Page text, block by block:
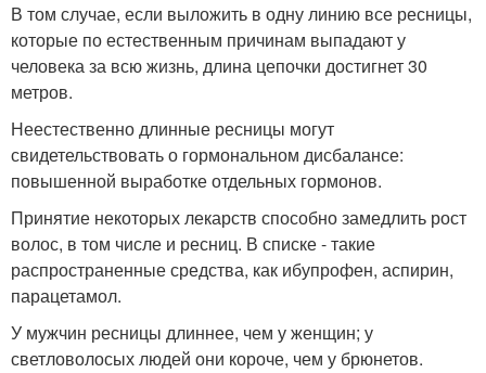
В том случае, если выложить в одну линию все ресницы,
которые по естественным причинам выпадают у
человека за всю жизнь, длина цепочки достигнет 30
метров.
Неестественно длинные ресницы могут
свидетельствовать о гормональном дисбалансе:
повышенной выработке отдельных гормонов.
Принятие некоторых лекарств способно замедлить рост
волос, в том числе и ресниц. В списке - такие
распространенные средства, как ибупрофен, аспирин,
парацетамол.
У мужчин ресницы длиннее, чем у женщин; у
светловолосых людей они короче, чем у брюнетов.